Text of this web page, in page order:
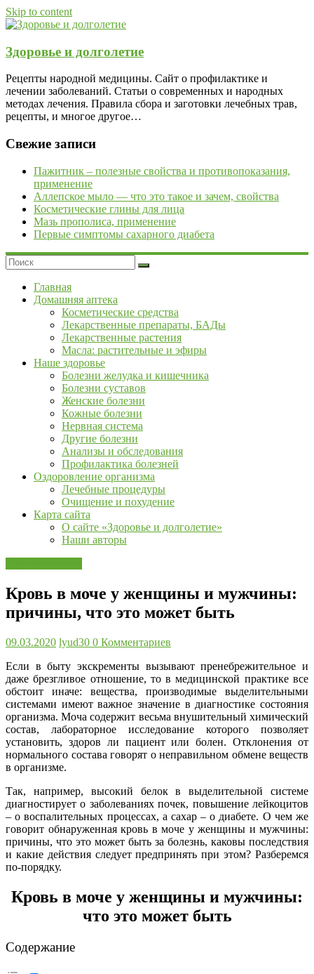
Skip to content
Здоровье и долголетие
Рецепты народной медицины. Сайт о профилактике и
лечении заболеваний. Статьи о современных и народных
методах лечения. Правила сбора и заготовки лечебных трав,
рецепты, и многое другое…
Свежие записи
Пажитник – полезные свойства и противопоказания,
применение
Аллепское мыло — что это такое и зачем, свойства
Косметические глины для лица
Мазь прополиса, применение
Первые симптомы сахарного диабета
Главная
Домашняя аптека
Косметические средства
Лекарственные препараты, БАДы
Лекарственные растения
Масла: растительные и эфиры
Наше здоровье
Болезни желудка и кишечника
Болезни суставов
Женские болезни
Кожные болезни
Нервная система
Другие болезни
Анализы и обследования
Профилактика болезней
Оздоровление организма
Лечебные процедуры
Очищение и похудение
Карта сайта
О сайте «Здоровье и долголетие»
Наши авторы
Кровь в моче у женщины и мужчины:
причины, что это может быть
09.03.2020 lyud30 0 Комментариев
Если в быту экскременты вызывают пренебрежительное и
даже брезгливое отношение, то в медицинской практике все
обстоит иначе: вещества, производимые выделительными
системами имеют важное значение в диагностике состояния
организма. Моча содержит весьма внушительный химический
состав, лабораторное исследование которого позволяет
установить, здоров ли пациент или болен. Отклонения от
нормального состава говорят о неправильном обмене веществ
в организме.
Так, например, высокий белок в выделительной системе
диагностирует о заболеваниях почек, повышение лейкоцитов
– о воспалительных процессах, а сахар – о диабете. О чем же
говорит обнаруженная кровь в моче у женщины и мужчины:
причины, что это может быть за болезнь, каковы последствия
и какие действия следует предпринять при этом? Разберемся
по-порядку.
Кровь в моче у женщины и мужчины:
что это может быть
Содержание